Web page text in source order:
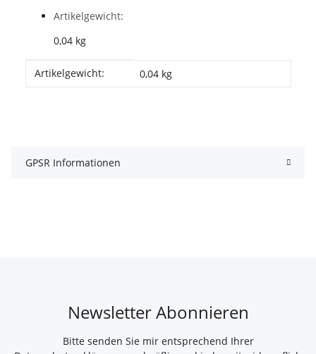
Artikelgewicht:
0,04 kg
Produkteigenschaft
Wert
Artikelgewicht: 0,04 kg
GPSR Informationen
Newsletter Abonnieren
Bitte senden Sie mir entsprechend Ihrer